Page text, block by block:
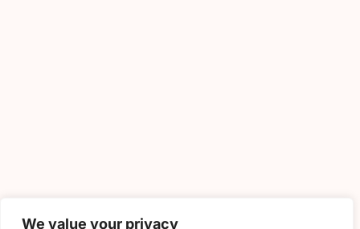
We value your privacy